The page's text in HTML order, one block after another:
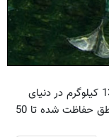
این حیوانات زیبا با طول بال 1.8 متری و وزن 13 کیلوگرم در دنیای
وحش از طول عمری برابر با هفت سال و در مناطق حفاظت شده تا 50